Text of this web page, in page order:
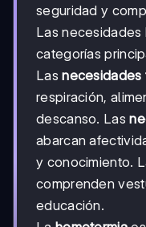
seguridad y
Las necesidades
categorías
Lasnecesidades
respiración,
descanso. Las
abarcan
y conocimiento.
comprenden
educación.